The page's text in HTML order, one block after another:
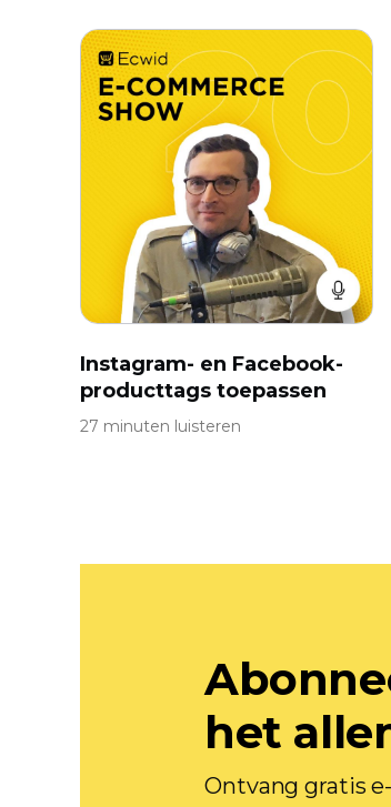
Instagram- en Facebook-
producttags toepassen
27 minuten luisteren
het
Ontvang gratis